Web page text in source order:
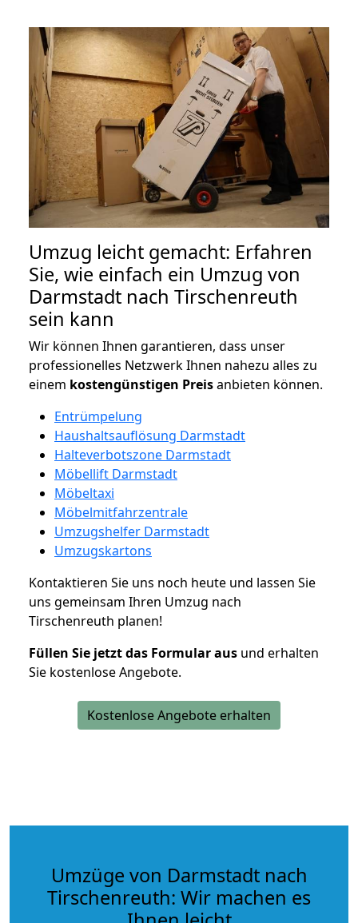
Umzug leicht gemacht: Erfahren
Sie, wie einfach ein Umzug von
Darmstadt nach Tirschenreuth
sein kann
Wir können Ihnen garantieren, dass unser
professionelles Netzwerk Ihnen nahezu alles zu
einem kostengünstigen Preisanbieten können.
Entrümpelung
Haushaltsauflösung Darmstadt
Halteverbotszone Darmstadt
Möbellift Darmstadt
Möbeltaxi
Möbelmitfahrzentrale
Umzugshelfer Darmstadt
Umzugskartons
Kontaktieren Sie uns noch heute und lassen Sie
uns gemeinsam Ihren Umzug nach
Tirschenreuth planen!
Füllen Sie jetzt das Formular aus und erhalten
Sie kostenlose Angebote.
Kostenlose Angebote erhalten
Umzüge von Darmstadt nach
Tirschenreuth: Wir machen es